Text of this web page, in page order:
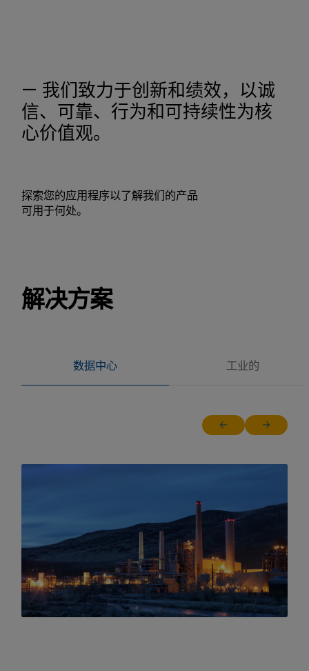
— 我们致力于创新和绩效，以诚
信、可靠、行为和可持续性为核
心价值观。
探索您的应用程序以了解我们的产品
可用于何处。
解决方案
数据中心 工业的
Return to previous
Jump to